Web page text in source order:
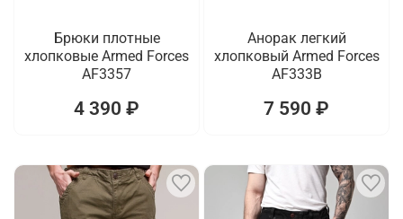
Брюки плотные
хлопковые Armed Forces
AF3357
4 390 ₽
Анорак легкий
хлопковый Armed Forces
AF333B
7 590 ₽